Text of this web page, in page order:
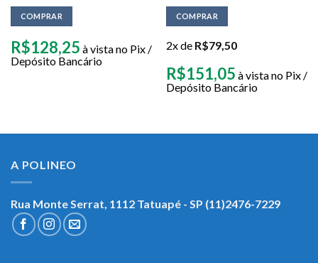
COMPRAR
R$128,25 à vista no Pix /
Depósito Bancário
COMPRAR
2x de R$79,50
R$151,05 à vista no Pix /
Depósito Bancário
A POLINEO
Rua Monte Serrat, 1112 Tatuapé - SP (11)2476-7229